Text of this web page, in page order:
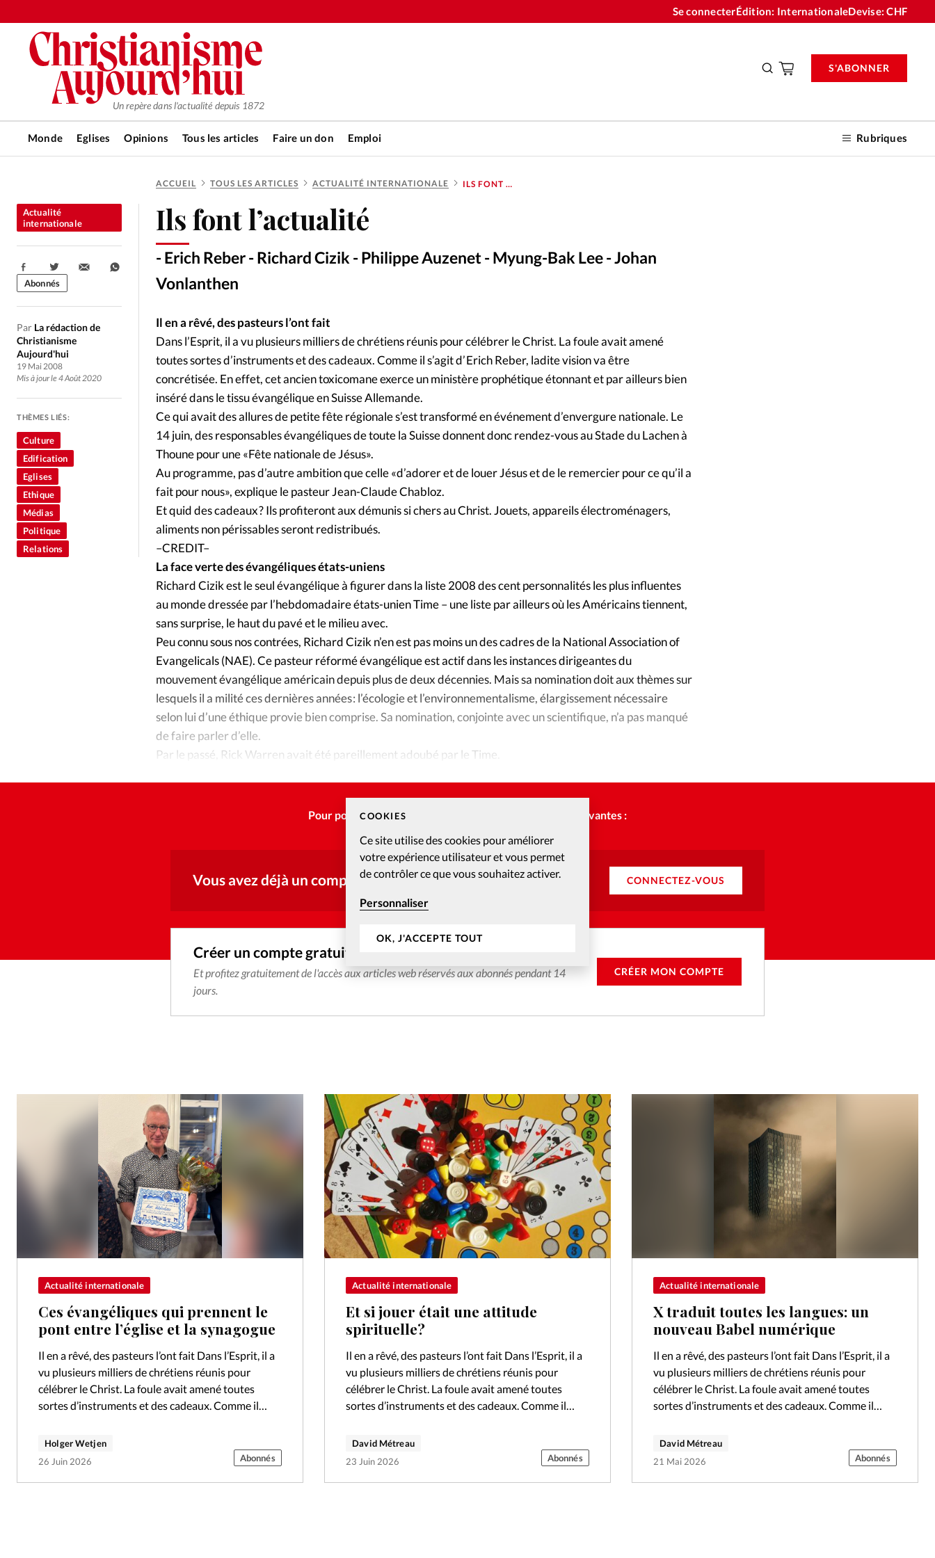
COOKIES
Ce site utilise des cookies pour améliorer
votre expérience utilisateur et vous permet
de contrôler ce que vous souhaitez activer.
Personnaliser
OK, J'ACCEPTE TOUT
Se connecterÉdition: InternationaleDevise:CHF
Un repère dans l'actualité depuis 1872
Monde Eglises Opinions Tous les articles Faire un don Emploi Rubriques
S'ABONNER
RUBRIQUES
Tous les articles
Actualité chrétienne
Actualité internationale
Chronique
Culture
Dossier Eglises
Foi
Génération réveil
Monde
Opinions
Publireportage
Relations Aujourd'hui
Société
Tour du monde des Eglises
Trait d'Ixène
Vécu Vie Intérieure
À propos
La rédaction
Mon compte
Changemement d'adresse
Nous contacter
ACCUEIL TOUS LES ARTICLES ACTUALITÉ INTERNATIONALE ILS FONT L’ACTUALITÉ
Ils font l’actualité
- Erich Reber - Richard Cizik - Philippe Auzenet - Myung-Bak Lee - Johan
Vonlanthen
Actualité
internationale
Par La rédaction de
Christianisme
Aujourd'hui
19 Mai 2008
Mis à jour le 4 Août 2020
Partager:
Abonnés
THÈMES LIÉS:
Culture
Edification
Eglises
Ethique
Médias
Politique
Relations
Il en a rêvé, des pasteurs l’ont fait
Dans l’Esprit, il a vu plusieurs milliers de chrétiens réunis pour célébrer le Christ. La foule avait amené
toutes sortes d’instruments et des cadeaux. Comme il s’agit d’ Erich Reber, ladite vision va être
concrétisée. En effet, cet ancien toxicomane exerce un ministère prophétique étonnant et par ailleurs bien
inséré dans le tissu évangélique en Suisse Allemande.
Ce qui avait des allures de petite fête régionale s’est transformé en événement d’envergure nationale. Le
14 juin, des responsables évangéliques de toute la Suisse donnent donc rendez-vous au Stade du Lachen à
Thoune pour une «Fête nationale de Jésus».
Au programme, pas d’autre ambition que celle «d’adorer et de louer Jésus et de le remercier pour ce qu’il a
fait pour nous», explique le pasteur Jean-Claude Chabloz.
Et quid des cadeaux ? Ils profiteront aux démunis si chers au Christ. Jouets, appareils électroménagers,
aliments non périssables seront redistribués.
–CREDIT–
La face verte des évangéliques états-uniens
Richard Cizik est le seul évangélique à figurer dans la liste 2008 des cent personnalités les plus influentes
au monde dressée par l’hebdomadaire états-unien Time – une liste par ailleurs où les Américains tiennent,
sans surprise, le haut du pavé et le milieu avec.
Peu connu sous nos contrées, Richard Cizik n’en est pas moins un des cadres de la National Association of
Evangelicals (NAE). Ce pasteur réformé évangélique est actif dans les instances dirigeantes du
mouvement évangélique américain depuis plus de deux décennies. Mais sa nomination doit aux thèmes sur
lesquels il a milité ces dernières années : l’écologie et l’environnementalisme, élargissement nécessaire
selon lui d’une éthique provie bien comprise. Sa nomination, conjointe avec un scientifique, n’a pas manqué
de faire parler d’elle.
Par le passé, Rick Warren avait été pareillement adoubé par le Time.
Pour poursuivre la lecture, choisissez une des options suivantes :
Vous avez déjà un compte ? CONNECTEZ-VOUS
Créer un compte gratuitement
Et profitez gratuitement de l'accès aux articles web réservés aux abonnés pendant 14
jours.
CRÉER MON COMPTE
Actualité internationale
Ces évangéliques qui prennent le
pont entre l’église et la synagogue
Il en a rêvé, des pasteurs l’ont fait Dans l’Esprit, il a
vu plusieurs milliers de chrétiens réunis pour
célébrer le Christ. La foule avait amené toutes
sortes d’instruments et des cadeaux. Comme il
Holger Wetjen
26 Juin 2026
Abonnés
Actualité internationale
Et si jouer était une attitude
spirituelle?
Il en a rêvé, des pasteurs l’ont fait Dans l’Esprit, il a
vu plusieurs milliers de chrétiens réunis pour
célébrer le Christ. La foule avait amené toutes
sortes d’instruments et des cadeaux. Comme il
David Métreau
23 Juin 2026
Abonnés
Actualité internationale
X traduit toutes les langues: un
nouveau Babel numérique
Il en a rêvé, des pasteurs l’ont fait Dans l’Esprit, il a
vu plusieurs milliers de chrétiens réunis pour
célébrer le Christ. La foule avait amené toutes
sortes d’instruments et des cadeaux. Comme il
David Métreau
21 Mai 2026
Abonnés